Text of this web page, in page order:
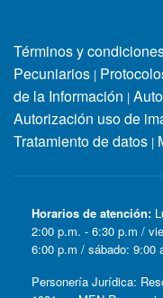
Términos y
Pecuniarios |
de la Información |
Autorización uso de
Tratamiento de datos |
Horarios de atención:
2:00 p.m. - 6:30 p.m /
6:00 p.m / sábado: 9:00
Personería Jurídica: